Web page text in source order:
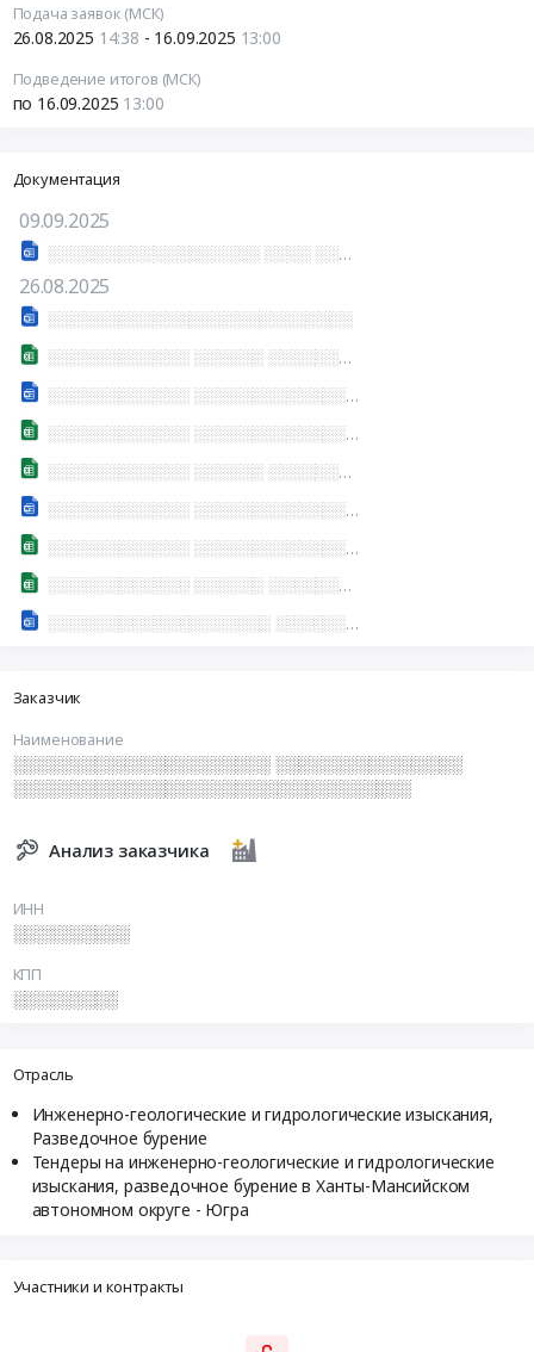
Подача заявок (МСК)
26.08.2025 14:38 - 16.09.2025 13:00
Подведение итогов (МСК)
по 16.09.2025 13:00
Документация
09.09.2025
░░░░░░░░░░░░░░░░░░ ░░░░ ░░░░░░░░░░ ░░░░░░ ░░░░░░░░░░░░░░░
26.08.2025
░░░░░░░░░░░░░░░░░░░░░░░░░░
░░░░░░░░░░░░ ░░░░░░ ░░░░░░░░░░░░░░░░░░░░░░░░░░░░░░░░░
░░░░░░░░░░░░ ░░░░░░░░░░░░░░░░░░░░░░ ░░░░░░░░░░░░░░ ░░░░░░ ░░░░░░ ░░░░░░ ░░ ░░░░░░ ░░░░░░░░░░░░░░░░░ ░░░░░░░░░░░░░░░░
░░░░░░░░░░░░ ░░░░░░░░░░░░░░░░░░░░░░ ░░ ░░░░░░░░░░░░░░░░░░░░░░░░░░░░░░░░░
░░░░░░░░░░░░ ░░░░░░ ░░░░░░░░░░░░░░░░░░░░░░░░░░░░░░
░░░░░░░░░░░░ ░░░░░░░░░░░░░░░░░░░░░░ ░░░░░░░░░░░░░░ ░░░░░░ ░░░░░░ ░░░░░░ ░░ ░░░░░░ ░░░░░░░░░░░░░░░░░ ░░░░░░░░░░░░░░░░░░░
░░░░░░░░░░░░ ░░░░░░░░░░░░░░░░░░░░░░ ░░ ░░░░░░░░░░░░░░░░░░░░░░░░░░░░░░░░░░░░
░░░░░░░░░░░░ ░░░░░░ ░░░░░░░░░░░░░░░░░░░░░░░░░░░░░░░░░
░░░░░░░░░░░░░░░░░░░ ░░░░░░░░░░░░░░░
Заказчик
Наименование
░░░░░░░░░░░░░░░░░░░░░░ ░░░░░░░░░░░░░░░░
░░░░░░░░░░░░░░░░░░░░░░░░░░░░░░░░░░
Анализ заказчика
ИНН
░░░░░░░░░░
КПП
░░░░░░░░░
Отрасль
Инженерно-геологические и гидрологические изыскания,
Разведочное бурение
Тендеры на инженерно-геологические и гидрологические
изыскания, разведочное бурение в Ханты-Мансийском
автономном округе - Югра
Участники и контракты